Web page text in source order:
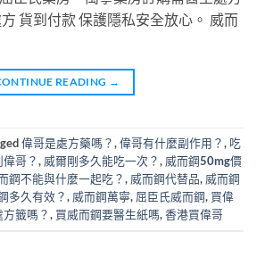
貨到付款 保護隱私安全放心。 威而
READING →
偉哥是處方藥嗎？,偉哥有什麼副作用？, 吃
哥？, 威爾剛多久能吃一次？, 威而鋼50mg價
鋼不能與什麼一起吃？, 威而鋼代替品, 威而鋼
多久有效？, 威而鋼萬寧, 屈臣氏威而鋼, 買偉
籤嗎？, 買威而鋼要醫生紙嗎,香港買偉哥